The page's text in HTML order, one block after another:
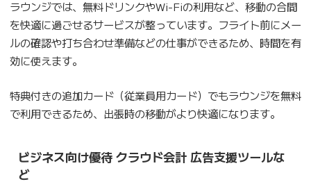
ラウンジでは、無料ドリンクやWi-Fiの利用など、移動の合間
を快適に過ごせるサービスが整っています。フライト前にメー
ルの確認や打ち合わせ準備などの仕事ができるため、時間を有
効に使えます。
特典付きの追加カード（従業員用カード）でもラウンジを無料
で利用できるため、出張時の移動がより快適になります。
ビジネス向け優待 クラウド会計 広告支援ツールな
ど